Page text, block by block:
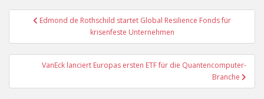
Beitragsnavigation
Edmond de Rothschild startet Global Resilience Fonds für
krisenfeste Unternehmen
VanEck lanciert Europas ersten ETF für die Quantencomputer-
Branche